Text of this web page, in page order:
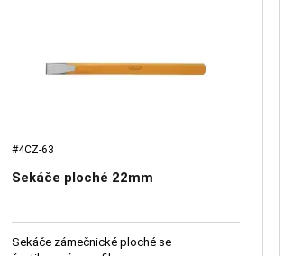
#4CZ-63
Sekáče ploché 22mm
Sekáče zámečnické ploché se